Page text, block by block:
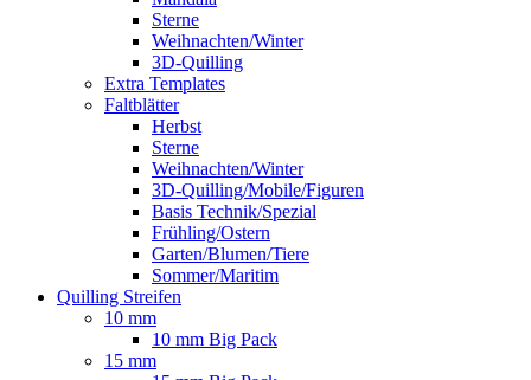
Sterne
Weihnachten/Winter
3D-Quilling
Extra Templates
Faltblätter
Herbst
Sterne
Weihnachten/Winter
3D-Quilling/Mobile/Figuren
Basis Technik/Spezial
Frühling/Ostern
Garten/Blumen/Tiere
Sommer/Maritim
Quilling Streifen
10 mm
10 mm Big Pack
15 mm